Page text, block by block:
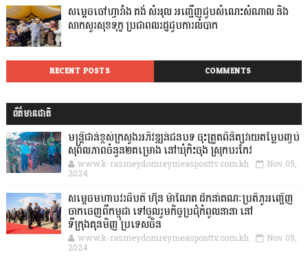
សម្តេចចៅហ្វាវាំង គង់ សំអុល អញ្ជើញជួបសំណេះសំណាល និង
សាកសួរសុខទុក្ខ ប្រជាពលរដ្ឋជួបការលំបាក
RECENT POSTS COMMENTS
ព័ត៌មានជាតិ
មន្ត្រីជាន់ខ្ពស់ក្រសួងអភិវឌ្ឍន៍ជនបទ ចុះត្រួតពិនិត្យវាយតម្លៃបញ្ចប់
សុពលភាពចំនួន២គម្រោង នៅឃុំកិះចុង ស្រុកបរកែវ
www.k-rasmeydomreymeasposttv.com.kh Nov 05,
2024
សម្តេចមហាបវរធិបតី ហ៊ុន ម៉ាណែត ដឹកនាំគណៈប្រតិភូអញ្ជើញ
ចាកចេញពីកម្ពុជា ទៅចូលរួមកិច្ចប្រជុំកំពូលនានា នៅ
ទីក្រុងគុនមិញ ប្រទេសចិន
www.k-rasmeydomreymeasposttv.com.kh Nov 05,
2024